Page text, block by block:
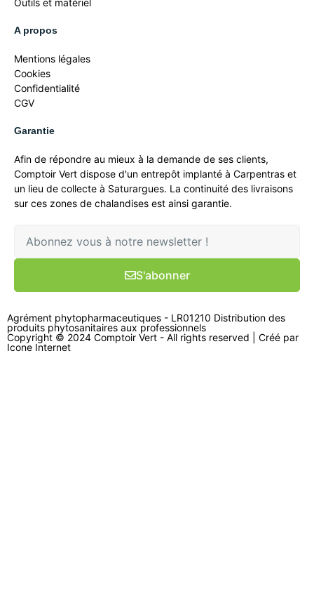
Outils et matériel
A propos
Mentions légales
Cookies
Confidentialité
CGV
Garantie
Afin de répondre au mieux à la demande de ses clients,
Comptoir Vert dispose d'un entrepôt implanté à Carpentras et
un lieu de collecte à Saturargues. La continuité des livraisons
sur ces zones de chalandises est ainsi garantie.
S'abonner
Agrément phytopharmaceutiques - LR01210 Distribution des
produits phytosanitaires aux professionnels
Copyright © 2024 Comptoir Vert - All rights reserved | Créé par
Icone Internet